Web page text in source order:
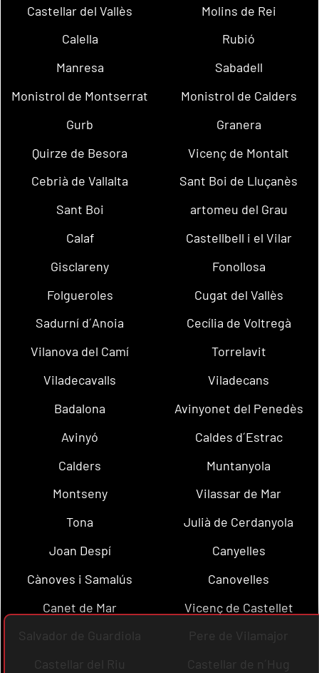
Castellar del Vallès
Molins de Rei
Calella
Rubió
Manresa
Sabadell
Monistrol de Montserrat
Monistrol de Calders
Gurb
Granera
Quirze de Besora
Vicenç de Montalt
Cebrià de Vallalta
Sant Boi de Lluçanès
Sant Boi
artomeu del Grau
Calaf
Castellbell i el Vilar
Gisclareny
Fonollosa
Folgueroles
Cugat del Vallès
Sadurní d´Anoia
Cecília de Voltregà
Vilanova del Camí
Torrelavit
Viladecavalls
Viladecans
Badalona
Avinyonet del Penedès
Avinyó
Caldes d´Estrac
Calders
Muntanyola
Montseny
Vilassar de Mar
Tona
Julià de Cerdanyola
Joan Despí
Canyelles
Cànoves i Samalús
Canovelles
Canet de Mar
Vicenç de Castellet
Salvador de Guardiola
Pere de Vilamajor
Castellar del Riu
Castellar de n´Hug